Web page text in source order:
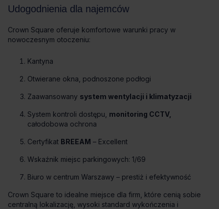
Udogodnienia dla najemców
Crown Square oferuje komfortowe warunki pracy w
nowoczesnym otoczeniu:
Kantyna
Otwierane okna, podnoszone podłogi
Zaawansowany system wentylacji i klimatyzacji
System kontroli dostępu, monitoring CCTV,
całodobowa ochrona
Certyfikat BREEAM – Excellent
Wskaźnik miejsc parkingowych: 1/69
Biuro w centrum Warszawy – prestiż i efektywność
Crown Square to idealne miejsce dla firm, które cenią sobie
centralną lokalizację, wysoki standard wykończenia i